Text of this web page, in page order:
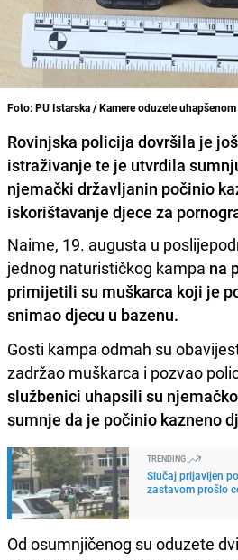
Foto: PU Istarska / Kamere oduzete
Rovinjska policija dovršila je
istraživanje te je utvrdila
njemački državljanin počinio
iskorištavanje djece za
Naime, 19. augusta u
jednog naturističkog kampa na
primijetili su muškarca koji je
snimao djecu u bazenu.
Gosti kampa odmah su
zadržao muškarca i pozvao
službenici uhapsili su
sumnje da je počinio kazneno
TRENDING
Slučaj prijavljen
zastavom prošlo
Od osumnjičenog su oduzete